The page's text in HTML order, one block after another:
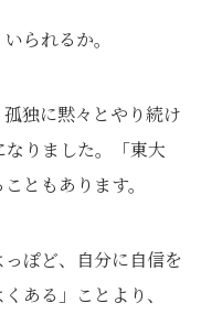
られるか。
独に黙々とやり続け
りました。「東大
ともあります。
ぽど、自分に自信を
ある」ことより、